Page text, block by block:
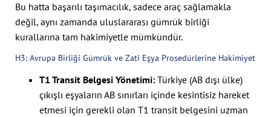
Bu hatta başarılı taşımacılık, sadece araç sağlamakla
değil, aynı zamanda uluslararası gümrük birliği
kurallarına tam hakimiyetle mümkündür.
H3: Avrupa Birliği Gümrük ve Zati Eşya Prosedürlerine Hakimiyet
T1 Transit Belgesi Yönetimi: Türkiye (AB dışı ülke)
çıkışlı eşyaların AB sınırları içinde kesintisiz hareket
etmesi için gerekli olan T1 transit belgesini uzman